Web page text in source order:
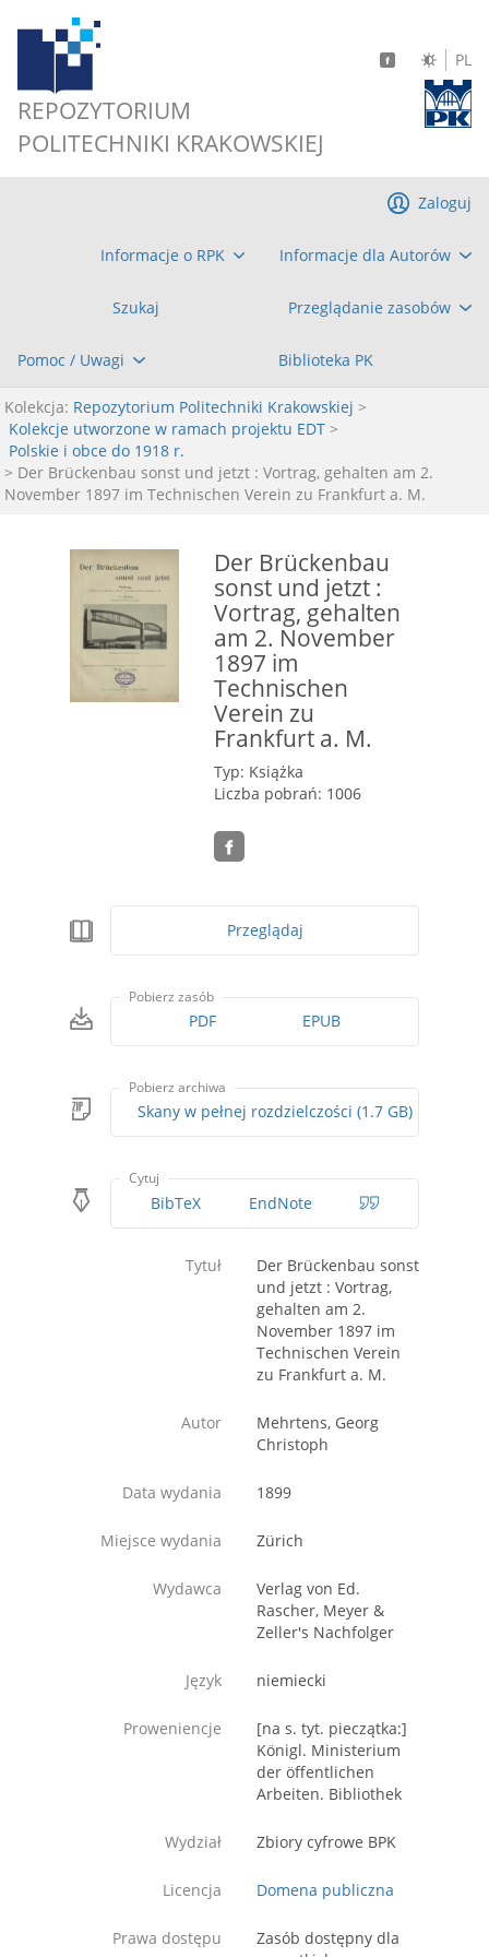
REPOZYTORIUM
POLITECHNIKI KRAKOWSKIEJ
PL
Informacje o RPK Informacje dla Autorów
Szukaj Przeglądanie zasobów
Pomoc / Uwagi Biblioteka PK
Zaloguj
Kolekcja: Repozytorium Politechniki Krakowskiej >
Kolekcje utworzone w ramach projektu EDT >
Polskie i obce do 1918 r.
> Der Brückenbau sonst und jetzt : Vortrag, gehalten am 2.
November 1897 im Technischen Verein zu Frankfurt a. M.
Der Brückenbau
sonst und jetzt :
Vortrag, gehalten
am 2. November
1897 im
Technischen
Verein zu
Frankfurt a. M.
Typ: Książka
Liczba pobrań: 1006
Przeglądaj
Pobierz zasób
PDF EPUB
Pobierz archiwa
Skany w pełnej rozdzielczości (1.7 GB)
Cytuj
BibTeX EndNote
Tytuł
Der Brückenbau sonst
und jetzt : Vortrag,
gehalten am 2.
November 1897 im
Technischen Verein
zu Frankfurt a. M.
Autor
Mehrtens, Georg
Christoph
Data wydania 1899
Miejsce wydania Zürich
Wydawca
Verlag von Ed.
Rascher, Meyer &
Zeller's Nachfolger
Język niemiecki
Proweniencje
[na s. tyt. pieczątka:]
Königl. Ministerium
der öffentlichen
Arbeiten. Bibliothek
Wydział Zbiory cyfrowe BPK
Licencja Domena publiczna
Prawa dostępu
Zasób dostępny dla